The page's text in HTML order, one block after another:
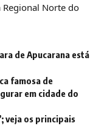
Norte do
de Apucarana está
famosa de
em cidade do
veja os principais